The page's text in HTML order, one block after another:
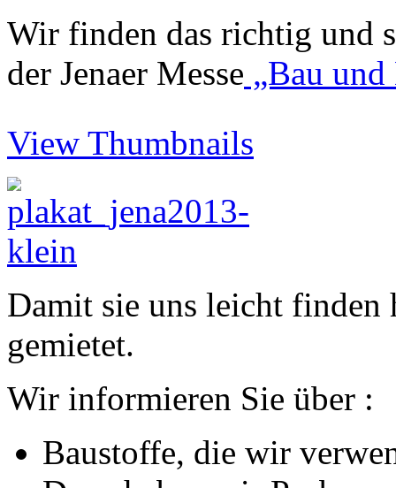
Wir finden das richtig und
der Jenaer Messe „Bau
View Thumbnails
Damit sie uns leicht finden
gemietet.
Wir informieren Sie über :
Baustoffe, die wir